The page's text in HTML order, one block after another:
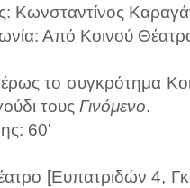
Κωνσταντίνος
Από Κοινού
το συγκρότημα
τους Γινόμενο.
60'
[Ευπατριδών 4,